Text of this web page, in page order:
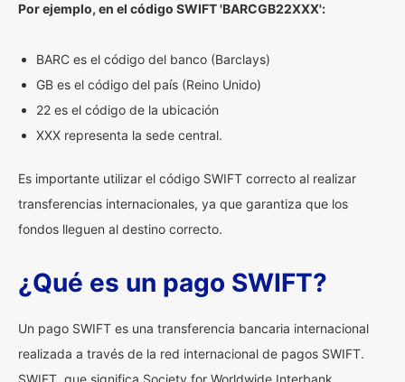
Por ejemplo, en el código SWIFT 'BARCGB22XXX':
BARC es el código del banco (Barclays)
GB es el código del país (Reino Unido)
22 es el código de la ubicación
XXX representa la sede central.
Es importante utilizar el código SWIFT correcto al realizar
transferencias internacionales, ya que garantiza que los
fondos lleguen al destino correcto.
¿Qué es un pago SWIFT?
Un pago SWIFT es una transferencia bancaria internacional
realizada a través de la red internacional de pagos SWIFT.
SWIFT, que significa Society for Worldwide Interbank